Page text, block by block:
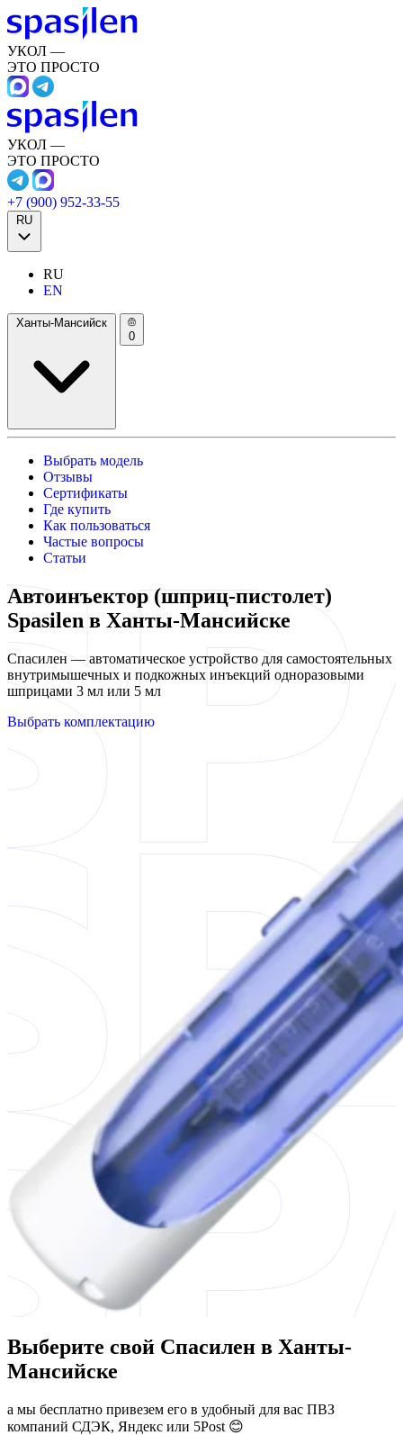
УКОЛ —
ЭТО ПРОСТО
УКОЛ —
ЭТО ПРОСТО
+7 (900) 952-33-55
RU
RU
EN
Ханты-Мансийск
0
Выбрать модель
Отзывы
Сертификаты
Где купить
Как пользоваться
Частые вопросы
Статьи
Автоинъектор (шприц-пистолет)
Spasilen в Ханты-Мансийске
Спасилен — автоматическое устройство для самостоятельных
внутримышечных и подкожных инъекций одноразовыми
шприцами 3 мл или 5 мл
Выбрать комплектацию
Выберите свой Спасилен в Ханты-
Мансийске
а мы бесплатно привезем его в удобный для вас ПВЗ
компаний СДЭК, Яндекс или 5Post 😊